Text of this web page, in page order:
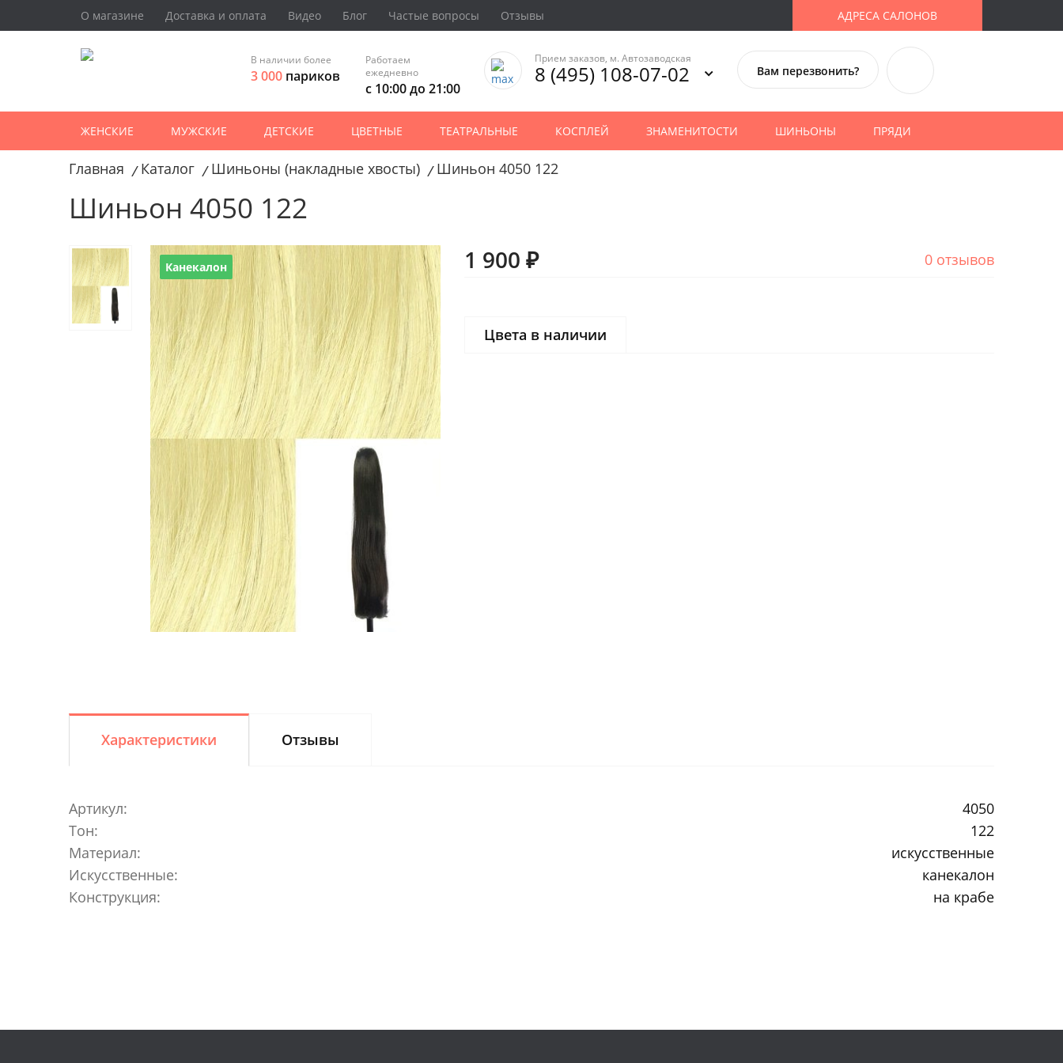
О магазине Доставка и оплата Видео Блог Частые вопросы Отзывы АДРЕСА САЛОНОВ
В наличии более
3 000 париков
Работаем
ежедневно
с 10:00 до 21:00
Прием заказов, м. Автозаводская
8 (495) 108-07-02 Вам перезвонить?
ЖЕНСКИЕ МУЖСКИЕ ДЕТСКИЕ ЦВЕТНЫЕ ТЕАТРАЛЬНЫЕ КОСПЛЕЙ ЗНАМЕНИТОСТИ ШИНЬОНЫ ПРЯДИ
Главная / Каталог / Шиньоны (накладные хвосты) / Шиньон 4050 122
Шиньон 4050 122
Канекалон 1 900 ₽ 0 отзывов
Цвета в наличии
Характеристики Отзывы
Артикул:
4050
Тон:
122
Материал:
искусственные
Искусственные:
канекалон
Конструкция:
на крабе